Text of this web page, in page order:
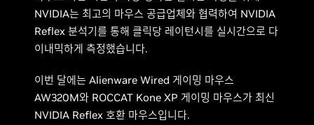
NVIDIA는 최고의 마우스 공급업체와 협력하여 NVIDIA
Reflex 분석기를 통해 클릭당 레이턴시를 실시간으로 다
이내믹하게 측정했습니다.
이번 달에는 Alienware Wired 게이밍 마우스
AW320M와 ROCCAT Kone XP 게이밍 마우스가 최신
NVIDIA Reflex 호환 마우스입니다.